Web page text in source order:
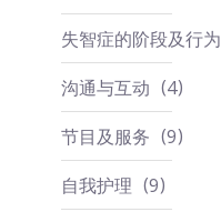
失智症的阶段及行为
沟通与互动
4
节目及服务
9
自我护理
9